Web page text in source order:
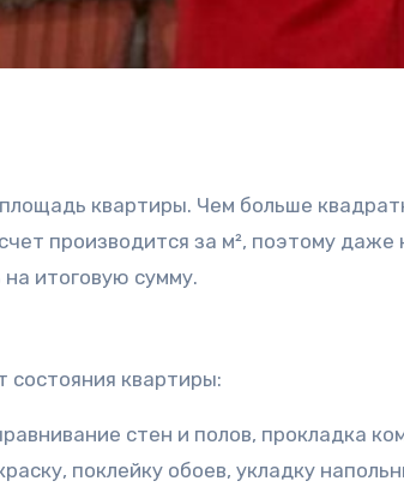
квартиры. Чем больше
производится за м², поэтому даже
итоговую сумму.
квартиры:
стен и полов, прокладка
поклейку обоев, укладку